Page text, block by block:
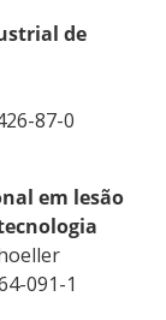
de
87-0
em lesão
091-1